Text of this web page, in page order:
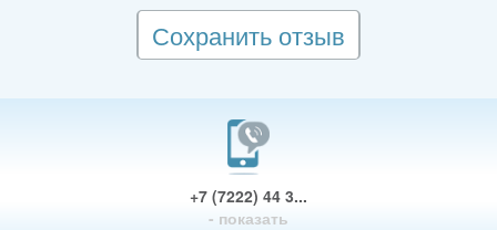
Сохранить отзыв
+7 (7222) 44 3...
- показать